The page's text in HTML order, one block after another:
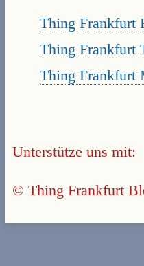
Thing Frankfurt
Thing Frankfurt
Thing Frankfurt
Unterstütze uns mit:
© Thing Frankfurt